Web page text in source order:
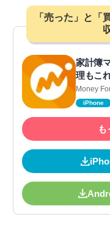
「売った」と「
家計簿
理もこ
Money
iPhone